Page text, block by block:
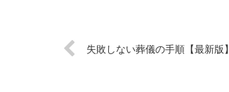
失敗しない葬儀の手順【最新版】